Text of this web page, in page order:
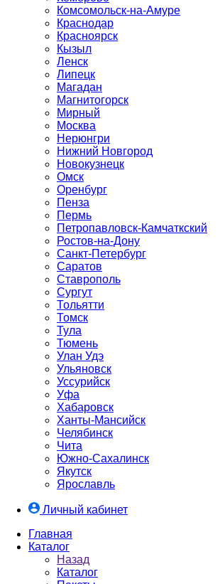
Комсомольск-на-Амуре
Краснодар
Красноярск
Кызыл
Ленск
Липецк
Магадан
Магнитогорск
Мирный
Москва
Нерюнгри
Нижний Новгород
Новокузнецк
Омск
Оренбург
Пенза
Пермь
Петропавловск-Камчаткский
Ростов-на-Дону
Санкт-Петербург
Саратов
Ставрополь
Сургут
Тольятти
Томск
Тула
Тюмень
Улан Удэ
Ульяновск
Уссурийск
Уфа
Хабаровск
Ханты-Мансийск
Челябинск
Чита
Южно-Cахалинск
Якутск
Ярославль
Личный кабинет
Главная
Каталог
Назад
Каталог